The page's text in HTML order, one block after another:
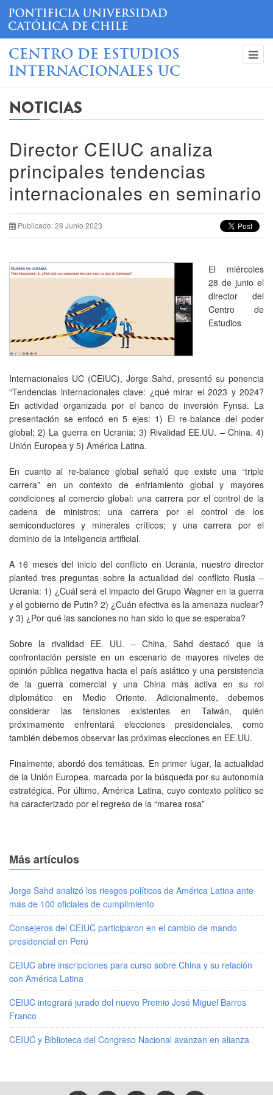
CENTRO DE ESTUDIOS
INTERNACIONALES UC
NOTICIAS
Director CEIUC analiza
principales tendencias
internacionales en seminario
Publicado: 28 Junio 2023
El miércoles
28 de junio el
director del
Centro de
Estudios
Internacionales UC (CEIUC), Jorge Sahd, presentó su ponencia
“Tendencias internacionales clave: ¿qué mirar el 2023 y 2024?
En actividad organizada por el banco de inversión Fynsa. La
presentación se enfocó en 5 ejes: 1) El re-balance del poder
global; 2) La guerra en Ucrania; 3) Rivalidad EE.UU. – China. 4)
Unión Europea y 5) América Latina.
En cuanto al re-balance global señaló que existe una “triple
carrera” en un contexto de enfriamiento global y mayores
condiciones al comercio global: una carrera por el control de la
cadena de ministros; una carrera por el control de los
semiconductores y minerales críticos; y una carrera por el
dominio de la inteligencia artificial.
A 16 meses del inicio del conflicto en Ucrania, nuestro director
planteó tres preguntas sobre la actualidad del conflicto Rusia –
Ucrania: 1) ¿Cuál será el impacto del Grupo Wagner en la guerra
y el gobierno de Putin? 2) ¿Cuán efectiva es la amenaza nuclear?
y 3) ¿Por qué las sanciones no han sido lo que se esperaba?
Sobre la rivalidad EE. UU. – China, Sahd destacó que la
confrontación persiste en un escenario de mayores niveles de
opinión pública negativa hacia el país asiático y una persistencia
de la guerra comercial y una China más activa en su rol
diplomático en Medio Oriente. Adicionalmente, debemos
considerar las tensiones existentes en Taiwán, quién
próximamente enfrentará elecciones presidenciales, como
también debemos observar las próximas elecciones en EE.UU.
Finalmente, abordó dos temáticas. En primer lugar, la actualidad
de la Unión Europea, marcada por la búsqueda por su autonomía
estratégica. Por último, América Latina, cuyo contexto político se
ha caracterizado por el regreso de la “marea rosa”
Más artículos
Jorge Sahd analizó los riesgos políticos de América Latina ante
más de 100 oficiales de cumplimiento
Consejeros del CEIUC participaron en el cambio de mando
presidencial en Perú
CEIUC abre inscripciones para curso sobre China y su relación
con América Latina
CEIUC integrará jurado del nuevo Premio José Miguel Barros
Franco
CEIUC y Biblioteca del Congreso Nacional avanzan en alianza